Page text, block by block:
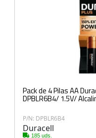
Pack de 4 Pilas AA
DPBLR6B4/ 1.5V/
P/N: DPBLR6B4
Duracell
185 uds.